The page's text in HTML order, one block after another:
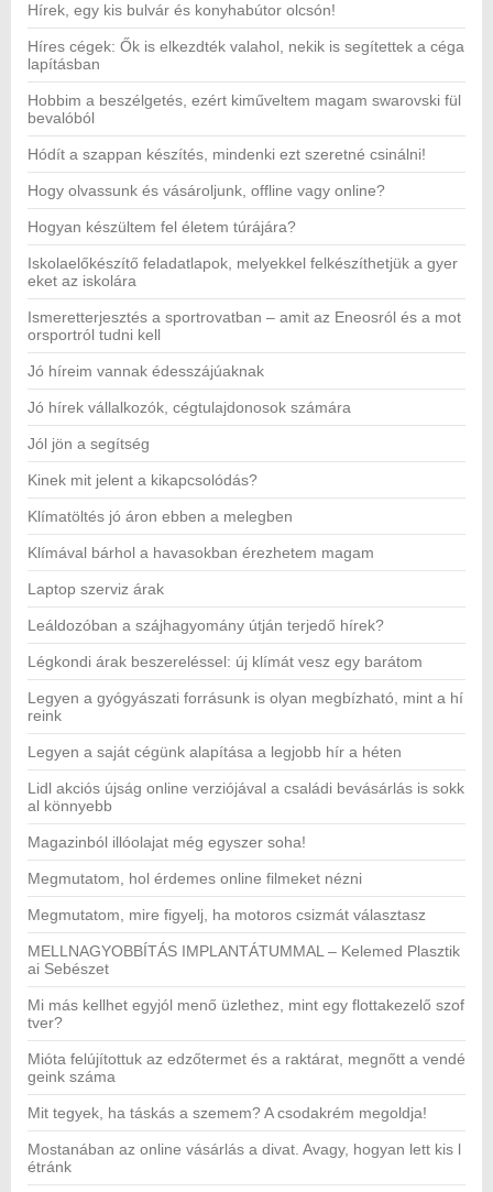
Hírek, egy kis bulvár és konyhabútor olcsón!
Híres cégek: Ők is elkezdték valahol, nekik is segítettek a céga
lapításban
Hobbim a beszélgetés, ezért kiműveltem magam swarovski fül
bevalóból
Hódít a szappan készítés, mindenki ezt szeretné csinálni!
Hogy olvassunk és vásároljunk, offline vagy online?
Hogyan készültem fel életem túrájára?
Iskolaelőkészítő feladatlapok, melyekkel felkészíthetjük a gyer
eket az iskolára
Ismeretterjesztés a sportrovatban – amit az Eneosról és a mot
orsportról tudni kell
Jó híreim vannak édesszájúaknak
Jó hírek vállalkozók, cégtulajdonosok számára
Jól jön a segítség
Kinek mit jelent a kikapcsolódás?
Klímatöltés jó áron ebben a melegben
Klímával bárhol a havasokban érezhetem magam
Laptop szerviz árak
Leáldozóban a szájhagyomány útján terjedő hírek?
Légkondi árak beszereléssel: új klímát vesz egy barátom
Legyen a gyógyászati forrásunk is olyan megbízható, mint a hí
reink
Legyen a saját cégünk alapítása a legjobb hír a héten
Lidl akciós újság online verziójával a családi bevásárlás is sokk
al könnyebb
Magazinból illóolajat még egyszer soha!
Megmutatom, hol érdemes online filmeket nézni
Megmutatom, mire figyelj, ha motoros csizmát választasz
MELLNAGYOBBÍTÁS IMPLANTÁTUMMAL – Kelemed Plasztik
ai Sebészet
Mi más kellhet egyjól menő üzlethez, mint egy flottakezelő szof
tver?
Mióta felújítottuk az edzőtermet és a raktárat, megnőtt a vendé
geink száma
Mit tegyek, ha táskás a szemem? A csodakrém megoldja!
Mostanában az online vásárlás a divat. Avagy, hogyan lett kis l
étránk